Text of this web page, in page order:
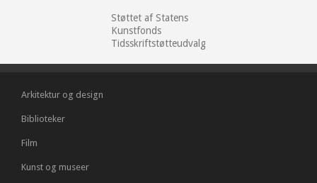
Støttet af Statens
Kunstfonds
Tidsskriftstøtteudvalg
Arkitektur og design
Biblioteker
Film
Kunst og museer